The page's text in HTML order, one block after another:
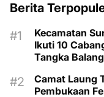
Berita
Kecamatan
Ikuti 10
Tangka
Camat Laung
Pembukaan